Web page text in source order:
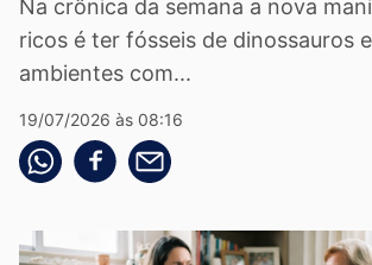
Na crônica da semana a nova
ricos é ter fósseis de dinossauros
ambientes com...
19/07/2026 às 08:16
Compartilhe pelo whatsapp
Compartilhar no facebook
Compartilhe pelo email